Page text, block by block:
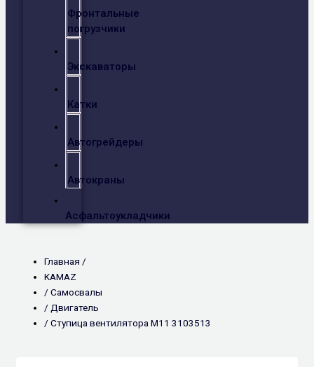
Фронтальные
погрузчики
Экскаваторы
Катки
Автогрейдеры
Автокраны
Асфальтоукладчики
Главная /
KAMAZ
/ Самосвалы
/ Двигатель
/ Ступица вентилятора M11 3103513